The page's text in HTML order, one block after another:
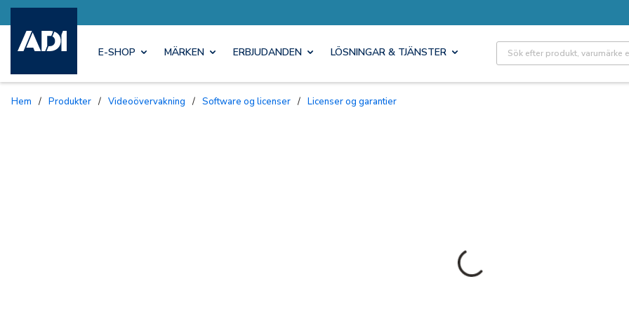
E-SHOP MÄRKEN ERBJUDANDEN LÖSNINGAR & TJÄNSTER Site Search
Hem / Produkter / Videoövervakning / Software og licenser / Licenser og garantier